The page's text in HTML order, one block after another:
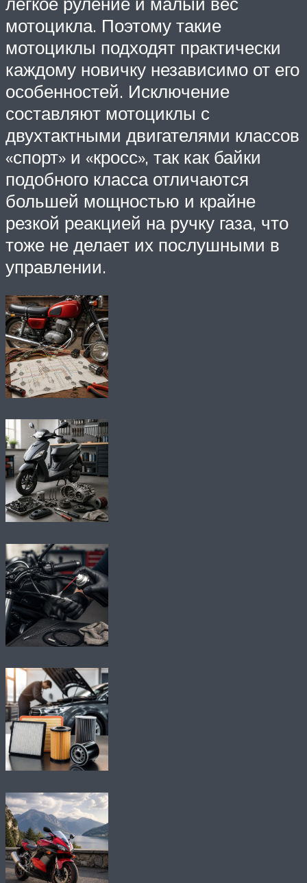
мотоцикла. Поэтому такие
мотоциклы подходят практически
каждому новичку независимо от его
особенностей. Исключение
составляют мотоциклы с
двухтактными двигателями классов
«спорт» и «кросс», так как байки
подобного класса отличаются
большей мощностью и крайне
резкой реакцией на ручку газа, что
тоже не делает их послушными в
управлении.